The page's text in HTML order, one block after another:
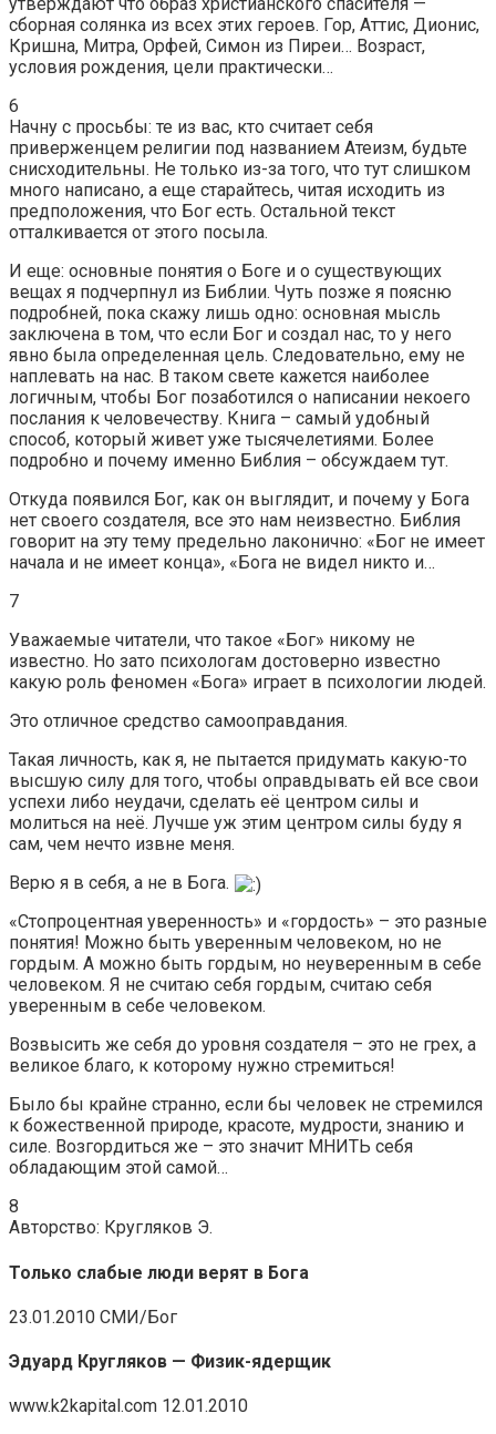
сборная солянка из всех этих героев. Гор, Аттис, Дионис,
Кришна, Митра, Орфей, Симон из Пиреи… Возраст,
условия рождения, цели практически…
6
Начну с просьбы: те из вас, кто считает себя
приверженцем религии под названием Атеизм, будьте
снисходительны. Не только из-за того, что тут слишком
много написано, а еще старайтесь, читая исходить из
предположения, что Бог есть. Остальной текст
отталкивается от этого посыла.
И еще: основные понятия о Боге и о существующих
вещах я подчерпнул из Библии. Чуть позже я поясню
подробней, пока скажу лишь одно: основная мысль
заключена в том, что если Бог и создал нас, то у него
явно была определенная цель. Следовательно, ему не
наплевать на нас. В таком свете кажется наиболее
логичным, чтобы Бог позаботился о написании некоего
послания к человечеству. Книга – самый удобный
способ, который живет уже тысячелетиями. Более
подробно и почему именно Библия – обсуждаем тут.
Откуда появился Бог, как он выглядит, и почему у Бога
нет своего создателя, все это нам неизвестно. Библия
говорит на эту тему предельно лаконично: «Бог не имеет
начала и не имеет конца», «Бога не видел никто и…
7
Уважаемые читатели, что такое «Бог» никому не
известно. Но зато психологам достоверно известно
какую роль феномен «Бога» играет в психологии людей.
Это отличное средство самооправдания.
Такая личность, как я, не пытается придумать какую-то
высшую силу для того, чтобы оправдывать ей все свои
успехи либо неудачи, сделать её центром силы и
молиться на неё. Лучше уж этим центром силы буду я
сам, чем нечто извне меня.
Верю я в себя, а не в Бога.
«Стопроцентная уверенность» и «гордость» – это разные
понятия! Можно быть уверенным человеком, но не
гордым. А можно быть гордым, но неуверенным в себе
человеком. Я не считаю себя гордым, считаю себя
уверенным в себе человеком.
Возвысить же себя до уровня создателя – это не грех, а
великое благо, к которому нужно стремиться!
Было бы крайне странно, если бы человек не стремился
к божественной природе, красоте, мудрости, знанию и
силе. Возгордиться же – это значит МНИТЬ себя
обладающим этой самой…
8
Авторство: Кругляков Э.
Только слабые люди верят в Бога
23.01.2010 СМИ/Бог
Эдуард Кругляков — Физик-ядерщик
www.k2kapital.com 12.01.2010